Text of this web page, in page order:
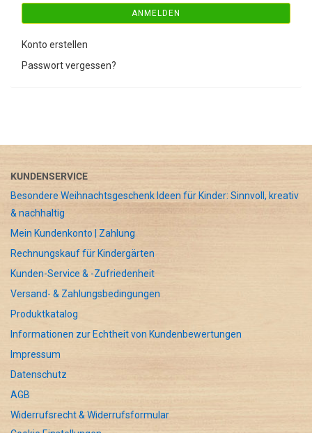
ANMELDEN
Konto erstellen
Passwort vergessen?
KUNDENSERVICE
Besondere Weihnachtsgeschenk Ideen für Kinder: Sinnvoll, kreativ
& nachhaltig
Mein Kundenkonto | Zahlung
Rechnungskauf für Kindergärten
Kunden-Service & -Zufriedenheit
Versand- & Zahlungsbedingungen
Produktkatalog
Informationen zur Echtheit von Kundenbewertungen
Impressum
Datenschutz
AGB
Widerrufsrecht & Widerrufsformular